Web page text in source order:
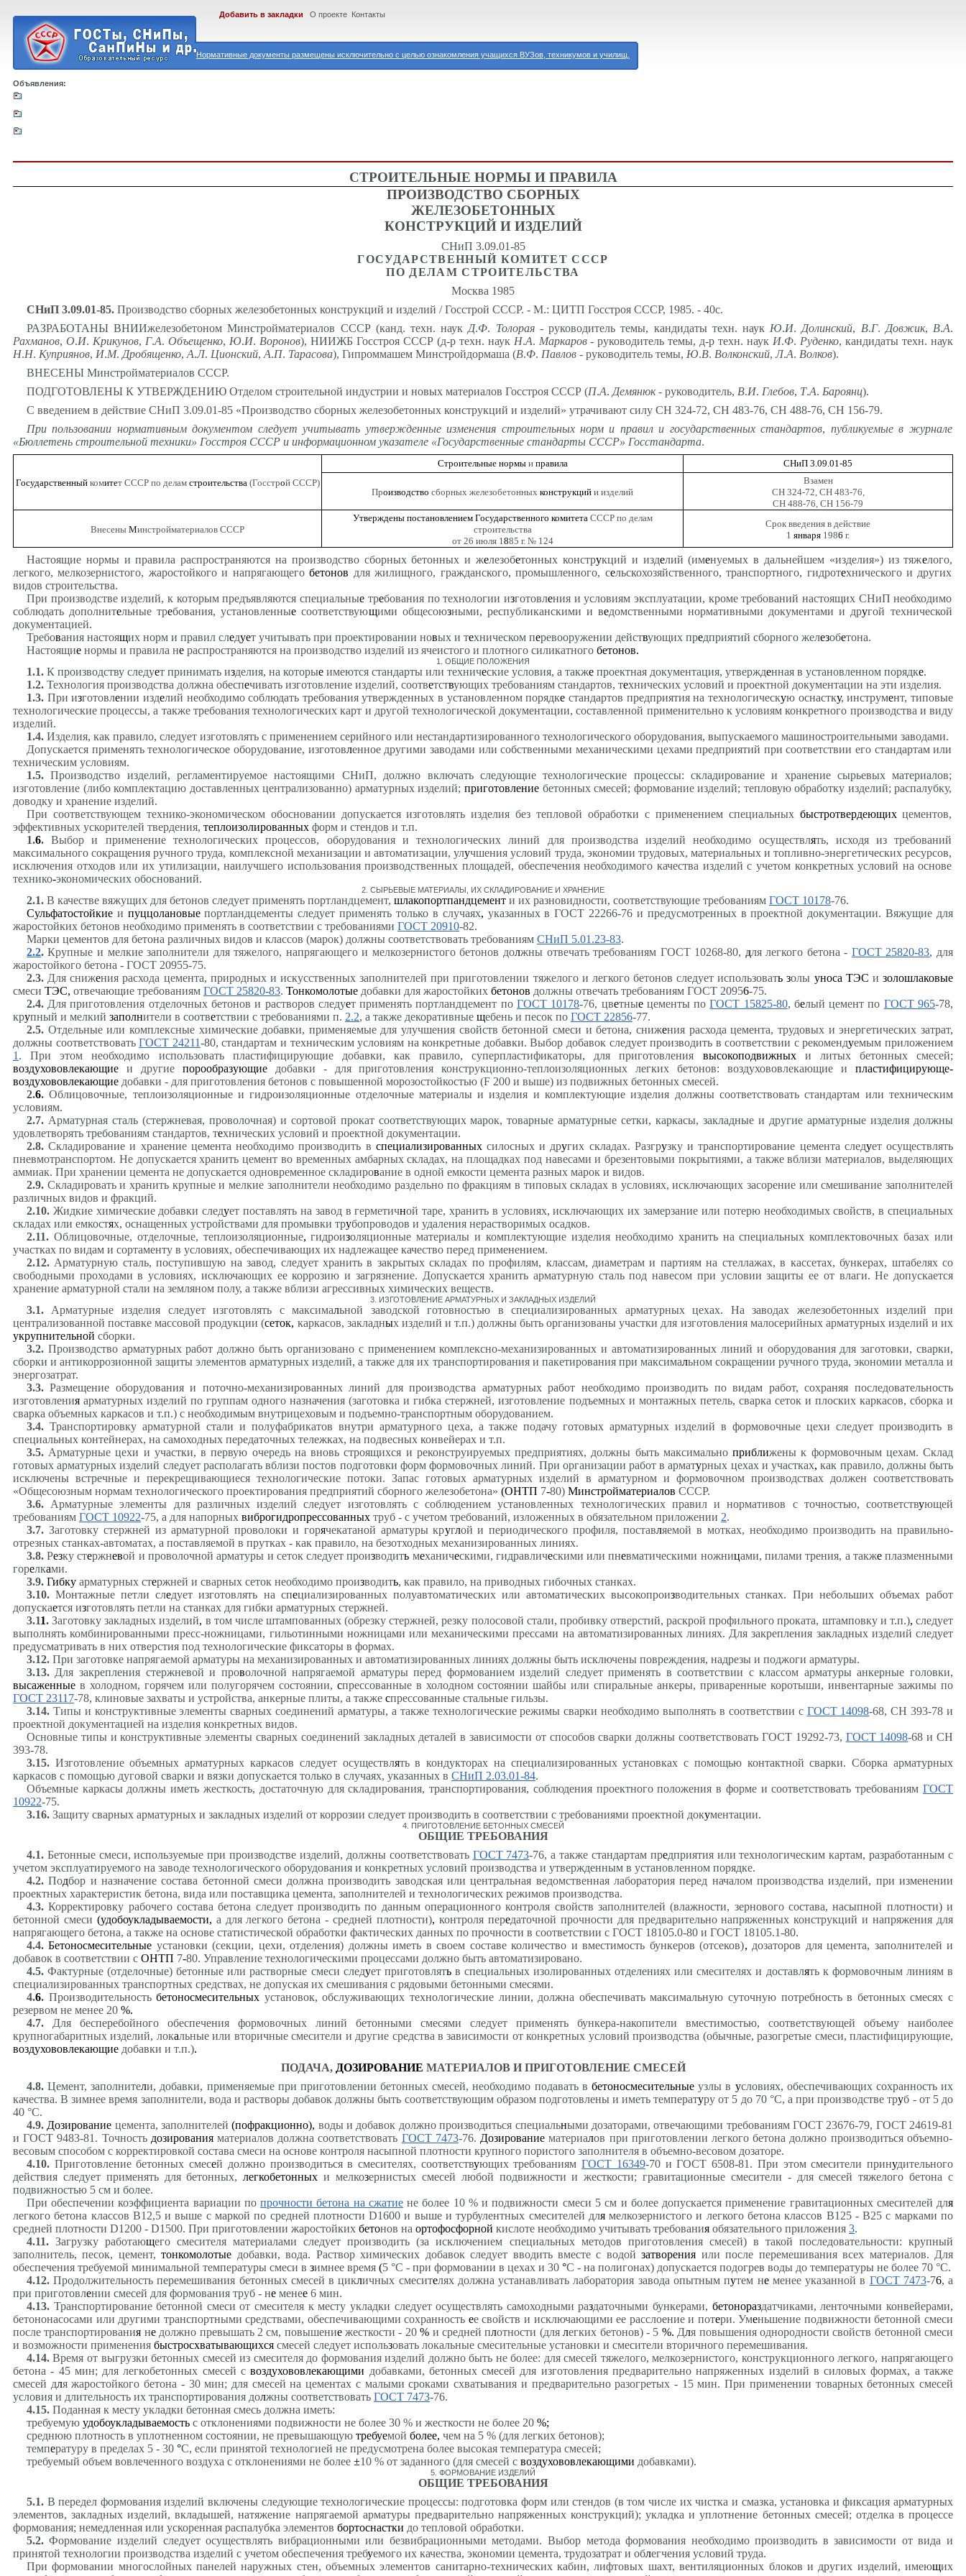
Нормативные документы размещены исключительно с целью ознакомления учащихся ВУЗов, техникумов и училищ.
Добавить в закладки О проекте Контакты
Объявления:
СТРОИТЕЛЬНЫЕ НОРМЫ И ПРАВИЛА
ПРОИЗВОДСТВО СБОРНЫХ
ЖЕЛЕЗОБЕТОННЫХ
КОНСТРУКЦИЙ И ИЗДЕЛИЙ
СНиП 3.09.01-85
ГОСУДАРСТВЕННЫЙ КОМИТЕТ СССР
ПО ДЕЛАМ СТРОИТЕЛЬСТВА
Москва 1985
СНиП 3.09.01-85. Производство сборных железобетонных конструкций и изделий / Госстрой СССР. - М.: ЦИТП Госстроя СССР, 1985. - 40с.
РАЗРАБОТАНЫ ВНИИжелезобетоном Минстройматериалов СССР (канд. техн. наук Д.Ф. Толорая- руководитель темы, кандидаты техн. наук Ю.И. Долинский, В.Г. Довжик, В.А.
Рахманов, О.И. Крикунов, Г.А. Объещенко, Ю.И. Воронов), НИИЖБ Госстроя СССР (д-р техн. наук Н.А. Маркаров- руководитель темы, д-р техн. наук И.Ф. Руденко, кандидаты техн. наук
Н.Н. Куприянов, И.М. Дробященко, А.Л. Ционский, А.П. Тарасова), Гипроммашем Минстройдормаша (В.Ф. Павлов - руководитель темы, Ю.В. Волконский,Л.А. Волков).
ВНЕСЕНЫ Минстройматериалов СССР.
ПОДГОТОВЛЕНЫ К УТВЕРЖДЕНИЮ Отделом строительной индустрии и новых материалов Госстроя СССР (П.А. Демянюк- руководитель, В.И. Глебов, Т.А. Бароянц).
С введением в действие СНиП 3.09.01-85 «Производство сборных железобетонных конструкций и изделий» утрачивают силу СН 324-72, СН 483-76, СН 488-76, СН 156-79.
При пользовании нормативным документом следует учитывать утвержденные изменения строительных норм и правил и государственных стандартов, публикуемые в журнале
«Бюллетень строительной техники» Госстроя СССР и информационном указателе «Государственные стандарты СССР» Госстандарта.
Государственный комитет СССР по делам строительства (Госстрой СССР)
Строительные нормыи правила СНиП 3.09.01-85
Производство сборных железобетонных конструкций и изделий
Взамен
СН 324-72, СН 483-76,
СН 488-76, СН 156-79
Внесены Минстройматериалов СССР
Утверждены постановлением Государственного комитета СССР по делам
строительства
от 26 июля 1 885 г. № 124
Срок введения в действие
1 января 1986 г.
Настоящие нормы и правила распространяются на производство сборных бетонных и железобетонных конструкций и изделий (именуемых в дальнейшем «изделия») из тяжелого,
легкого, мелкозернистого, жаростойкого и напрягающегобетонов для жилищного, гражданского, промышленного, сельскохозяйственного, транспортного, гидротехнического и других
видов строительства.
При производстве изделий, к которым предъявляются специальные требования по технологии изготовления и условиям эксплуатации, кроме требований настоящих СНиП необходимо
соблюдать дополнительные требования, установленные соответствующими общесоюзными, республиканскими и ведомственными нормативными документами и другой технической
документацией.
Требования настоящих норм и правил следует учитывать при проектировании новых и техническом перевооружении действующих предприятий сборного железобетона.
Настоящиенормы и правила нераспространяются на производство изделий из ячеистого и плотного силикатного бетонов.
1 . ОБЩИЕ ПОЛОЖЕНИЯ
1.1.К производству следует принимать изделия, на которыеимеются стандарты или технические условия, а такжепроектная документация, утвержденная в установленном порядке.
1.2.Технология производства должна обеспечивать изготовление изделий, соответствующих требованиям стандартов, технических условий и проектной документации на эти изделия.
1.3.При изготовлении изделий необходимо соблюдать требования утвержденных в установленном порядке стандартов предприятия на технологическую оснастку, инструмент, типовые
технологические процессы, а также требования технологических карт и другой технологической документации, составленной применительно к условиям конкретного производства и виду
изделий.
1.4.Изделия, как правило, следует изготовлять с применением серийного или нестандартизированного технологического оборудования, выпускаемого машиностроительными заводами.
Допускается применять технологическое оборудование, изготовленное другими заводами или собственными механическими цехами предприятий при соответствии его стандартам или
техническим условиям.
1.5.Производство изделий, регламентируемое настоящими СНиП, должно включать следующие технологические процессы: складирование и хранение сырьевых материалов;
изготовление (либо комплектацию доставленных централизованно) арматурных изделий; приготовлениебетонных смесей; формование изделий; тепловую обработку изделий; распалубку,
доводку и хранение изделий.
При соответствующем технико-экономическом обосновании допускается изготовлять изделия без тепловой обработки с применением специальных быстротвердеющихцементов,
эффективных ускорителей твердения, теплоизолированных форм и стендов и т.п.
1.6.Выбор и применение технологических процессов, оборудования и технологических линий для производства изделий необходимо осуществлять, исходя из требований
максимального сокращения ручного труда, комплексной механизации и автоматизации, улучшения условий труда, экономии трудовых, материальных и топливно-энергетических ресурсов,
исключения отходов или их утилизации, наилучшего использования производственных площадей, обеспечения необходимого качества изделий с учетом конкретных условий на основе
технико-экономических обоснований.
2 . СЫРЬЕВЫЕ МАТЕРИАЛЫ, ИХ СКЛАДИРОВАНИЕ И ХРАНЕНИЕ
2.1.В качестве вяжущих для бетонов следует применять портландцемент, шлакопортпандцементи их разновидности, соответствующие требованиям ГОСТ 10178-76.
Сульфатостойкиеи пуццолановыепортландцементы следует применять только в случаях, указанных в ГОСТ 22266-76 и предусмотренных в проектной документации. Вяжущие для
жаростойких бетонов необходимо применять в соответствии с требованиями ГОСТ 20910-82.
Марки цементов для бетона различных видов и классов (марок) должны соответствовать требованиям СНиП 5.01.23-83.
2.2.Крупные и мелкие заполнители для тяжелого, напрягающего и мелкозернистого бетонов должны отвечать требованиям ГОСТ 10268-80, для легкого бетона - ГОСТ 25820-83, для
жаростойкого бетона - ГОСТ 20955-75.
2.3.Для снижения расхода цемента, природных и искусственных заполнителей при приготовлении тяжелого и легкого бетонов следует использовать золы уноса ТЭС изолошлаковые
смеси ТЭС, отвечающие требованиям ГОСТ 25820-83. Тонкомолотые добавки для жаростойких бетонов должны отвечать требованиям ГОСТ 20956-75.
2.4.Для приготовления отделочных бетонов и растворов следует применять портландцемент по ГОСТ 10178-76, цветныецементы поГОСТ 15825-80, белый цемент по ГОСТ 965-78,
крупный и мелкий заполнители в соответствии с требованиями п. 2.2, а также декоративные щебень и песок по ГОСТ 22856-77.
2.5.Отдельные или комплексные химические добавки, применяемые для улучшения свойств бетонной смеси и бетона, снижения расхода цемента, трудовых и энергетических затрат,
должны соответствоватьГОСТ 24211-80, стандартам и техническим условиям на конкретные добавки. Выбор добавок следует производить в соответствии с рекомендуемым приложением
1 . При этом необходимо использовать пластифицирующие добавки, как правило, суперпластификаторы, для приготовления высокоподвижныхи литых бетонных смесей;
воздухововлекающие и другие порообразующиедобавки - для приготовления конструкционно-теплоизоляционных легких бетонов: воздухововлекающие ипластифицирующе-
воздухововлекающие добавки - для приготовления бетонов с повышенной морозостойкостью (F 200 и выше) из подвижных бетонных смесей.
2.6.Облицовочные, теплоизоляционные и гидроизоляционные отделочные материалы и изделия и комплектующие изделия должны соответствовать стандартам или техническим
условиям.
2.7.Арматурная сталь (стержневая, проволочная) и сортовой прокат соответствующих марок, товарные арматурные сетки, каркасы, закладные и другие арматурные изделия должны
удовлетворять требованиям стандартов, технических условий и проектной документации.
2.8.Складирование и хранение цемента необходимо производить в специализированныхсилосных и других складах. Разгрузку и транспортирование цемента следует осуществлять
пневмотранспортом. Не допускается хранить цемент во временных амбарных складах, на площадках под навесами и брезентовыми покрытиями, а также вблизи материалов, выделяющих
аммиак. При хранении цемента не допускается одновременное складирование в одной емкости цемента разных марок и видов.
2.9.Складировать и хранить крупные и мелкие заполнители необходимо раздельно по фракциям в типовых складах в условиях, исключающих засорение или смешивание заполнителей
различных видов и фракций.
2.10.Жидкие химические добавки следует поставлять на завод в герметичной таре, хранить в условиях, исключающих их замерзание или потерю необходимых свойств, в специальных
складах или емкостях, оснащенных устройствами для промывки трубопроводов и удаления нерастворимых осадков.
2.11.Облицовочные, отделочные, теплоизоляционные, гидроизоляционные материалы и комплектующие изделия необходимо хранить на специальных комплектовочных базах или
участках по видам и сортаменту в условиях, обеспечивающих их надлежащее качество перед применением.
2.12.Арматурную сталь, поступившую на завод, следует хранить в закрытых складах по профилям, классам, диаметрам и партиям на стеллажах, в кассетах, бункерах, штабелях со
свободными проходами в условиях, исключающих ее коррозию и загрязнение. Допускается хранить арматурную сталь под навесом при условии защиты ее от влаги. Не допускается
хранение арматурной стали на земляном полу, а также вблизи агрессивных химических веществ.
3 . ИЗГОТОВЛЕНИЕ АРМАТУРНЫХ И ЗАКЛАДНЫХ ИЗДЕЛИЙ
3.1.Арматурные изделия следует изготовлять с максимальной заводской готовностью в специализированных арматурных цехах. На заводах железобетонных изделий при
централизованной поставке массовой продукции (сеток, каркасов, закладных изделий и т.п.) должны быть организованы участки для изготовления малосерийных арматурных изделий и их
укрупнительной сборки.
3.2.Производство арматурных работ должно быть организовано с применением комплексно-механизированных и автоматизированных линий и оборудования для заготовки, сварки,
сборки и антикоррозионной защиты элементов арматурных изделий, а также для их транспортирования и пакетирования при максимальном сокращении ручного труда, экономии металла и
энергозатрат.
3.3.Размещение оборудования и поточно-механизированных линий для производства арматурных работ необходимо производить по видам работ, сохраняя последовательность
изготовления арматурных изделий по группам одного назначения (заготовка и гибка стержней, изготовление подъемных и монтажных петель, сварка сеток и плоских каркасов, сборка и
сварка объемных каркасов и т.п.) с необходимым внутрицеховым и подъемно-транспортным оборудованием.
3.4.Транспортировку арматурной стали и полуфабрикатов внутри арматурного цеха, а также подачу готовых арматурных изделий в формовочные цехи следует производить в
специальных контейнерах, на самоходных передаточных тележках, на подвесных конвейерах и т.п.
3.5.Арматурные цехи и участки, в первую очередь на вновь строящихся и реконструируемых предприятиях, должны быть максимальноприближены к формовочным цехам. Склад
готовых арматурных изделий следует располагать вблизи постов подготовки форм формовочных линий. При организации работ в арматурных цехах и участках, как правило, должны быть
исключены встречные и перекрещивающиеся технологические потоки. Запас готовых арматурных изделий в арматурном и формовочном производствах должен соответствовать
«Общесоюзным нормам технологического проектирования предприятий сборного железобетона» (ОНТП 7-80) Минстройматериалов СССР.
3.6.Арматурные элементы для различных изделий следует изготовлять с соблюдением установленных технологических правил и нормативов с точностью, соответствующей
требованиям ГОСТ 10922-75, а для напорных виброгидропрессованных труб - с учетом требований, изложенных в обязательном приложении 2.
3.7.Заготовку стержней из арматурной проволоки и горячекатаной арматуры круглой и периодического профиля, поставляемой в мотках, необходимо производить на правильно-
отрезных станках-автоматах, а поставляемой в прутках - как правило, на безотходных механизированных линиях.
3.8.Резку стержневой и проволочной арматуры и сеток следует производить механическими, гидравлическими или пневматическими ножницами, пилами трения, а такжеплазменными
горелками.
3.9. Гибкуарматурных стержней и сварных сеток необходимо производить, как правило, на приводных гибочных станках.
3.10.Монтажные петли следует изготовлять на специализированных полуавтоматических или автоматических высокопроизводительных станках. При небольших объемах работ
допускается изготовлять петли на станках для гибки арматурных стержней.
3.11.Заготовку закладных изделий, в том числе штампованных (обрезку стержней, резку полосовой стали, пробивку отверстий, раскрой профильного проката, штамповку и т.п.), следует
выполнять комбинированными пресс-ножницами, гильотинными ножницами или механическими прессами на автоматизированных линиях. Для закрепления закладных изделий следует
предусматривать в них отверстия под технологические фиксаторы в формах.
3.12.При заготовке напрягаемой арматуры на механизированных и автоматизированных линиях должны быть исключены повреждения, надрезы и поджоги арматуры.
3.13.Для закрепления стержневой и проволочной напрягаемой арматуры перед формованием изделий следует применять в соответствии с классом арматуры анкерные головки,
высаженные в холодном, горячем или полугорячем состоянии, спрессованные в холодном состоянии шайбы или спиральные анкеры, приваренные коротыши, инвентарные зажимы по
ГОСТ 23117-78, клиновые захваты и устройства, анкерные плиты, а также спрессованные стальные гильзы.
3.14.Типы и конструктивные элементы сварных соединений арматуры, а также технологические режимы сварки необходимо выполнять в соответствии с ГОСТ 14098-68, СН 393-78 и
проектной документацией на изделия конкретных видов.
Основные типы и конструктивные элементы сварных соединений закладных деталей в зависимости от способов сварки должны соответствовать ГОСТ 19292-73, ГОСТ 14098-68 и СН
393-78.
3.15.Изготовление объемных арматурных каркасов следует осуществлять в кондукторах на специализированных установках с помощью контактной сварки. Сборка арматурных
каркасов с помощью дуговой сварки и вязки допускается только в случаях, указанных в СНиП 2.03.01-84.
Объемные каркасы должны иметь жесткость, достаточную для складирования, транспортирования, соблюдения проектного положения в форме и соответствовать требованиям ГОСТ
10922-75.
3.16.Защиту сварных арматурных и закладных изделий от коррозии следует производить в соответствии с требованиями проектной документации.
4. ПРИГОТОВЛЕНИЕ БЕТОННЫХ СМЕСЕЙ
ОБЩИЕ ТРЕБОВАНИЯ
4.1.Бетонные смеси, используемые при производстве изделий, должны соответствовать ГОСТ 7473-76, а также стандартам предприятия или технологическим картам, разработанным с
учетом эксплуатируемого на заводе технологического оборудования и конкретных условий производства и утвержденным в установленном порядке.
4.2.Подбор и назначение состава бетонной смеси должна производить заводская или центральная ведомственная лаборатория перед началом производства изделий, при изменении
проектных характеристик бетона, вида или поставщика цемента, заполнителей и технологических режимов производства.
4.3.Корректировку рабочего состава бетона следует производить по данным операционного контроля свойств заполнителей (влажности, зернового состава, насыпной плотности) и
бетонной смеси (удобоукладываемости, а для легкого бетона - средней плотности), контроля передаточной прочности для предварительно напряженных конструкций и напряжения для
напрягающего бетона, а также на основе статистической обработки фактических данных по прочности в соответствии с ГОСТ 18105.0-80 и ГОСТ 18105.1-80.
4.4. Бетоносмесительные установки (секции, цехи, отделения) должны иметь в своем составе количество и вместимость бункеров (отсеков), дозаторов для цемента, заполнителей и
добавок в соответствии с ОНТП 7-80. Управление технологическими процессами должно быть автоматизировано.
4.5.Фактурные (отделочные) бетонные или растворные смеси следует приготовлятьв специальных изолированных отделениях или смесителях и доставлять к формовочным линиям в
специализированных транспортных средствах, не допуская их смешивания с рядовыми бетонными смесями.
4.6.Производительностьбетоносмесительных установок, обслуживающих технологические линии, должна обеспечивать максимальную суточную потребность в бетонных смесях с
резервом не менее 20 %.
4.7.Для бесперебойного обеспечения формовочных линий бетонными смесями следует применять бункера-накопители вместимостью, соответствующей объему наиболее
крупногабаритных изделий, локальные или вторичные смесители и другие средства в зависимости от конкретных условий производства (обычные, разогретые смеси, пластифицирующие,
воздухововлекающие добавки и т.п.).
ПОДАЧА, ДОЗИРОВАНИЕ МАТЕРИАЛОВ И ПРИГОТОВЛЕНИЕ СМЕСЕЙ
4.8.Цемент, заполнители, добавки, применяемые при приготовлении бетонных смесей, необходимо подавать в бетоносмесительныеузлы в условиях, обеспечивающих сохранность их
качества. В зимнее время заполнители, вода и растворы добавок должны быть соответствующим образом подготовлены и иметь температуру от 5 до 70 °С, а при производстве труб - от 5 до
40 °С.
4.9. Дозирование цемента, заполнителей(пофракционно), воды и добавок должно производиться специальными дозаторами, отвечающими требованиям ГОСТ 23676-79, ГОСТ 24619-81
и ГОСТ 9483-81. Точность дозированияматериалов должна соответствовать ГОСТ 7473-76. Дозированиематериалов при приготовлении легкого бетона должно производиться объемно-
весовым способом с корректировкой состава смеси на основе контроля насыпной плотности крупного пористого заполнителя в объемно-весовом дозаторе.
4.10.Приготовление бетонных смесей должно производиться в смесителях, соответствующих требованиямГОСТ 16349-70 и ГОСТ 6508-81. При этом смесители принудительного
действия следует применять для бетонных,легкобетонных и мелкозернистых смесей любой подвижности и жесткости; гравитационные смесители - для смесей тяжелого бетона с
подвижностью 5 см и более.
При обеспечении коэффициента вариации попрочности бетона на сжатиене более 10 % и подвижности смеси 5 см и более допускается применение гравитационных смесителей для
легкого бетона классов В12,5 и выше с маркой по средней плотностиD1600 и выше и турбулентных смесителей длямелкозернистого и легкого бетона классов В125 - В25 с марками по
средней плотности D1200 - D1500. При приготовлении жаростойких бетонов на ортофосфорной кислоте необходимо учитывать требования обязательного приложения 3.
4.11.Загрузку работающего смесителя материалами следует производить (за исключением специальных методов приготовления смесей) в такой последовательности: крупный
заполнитель, песок, цемент,тонкомолотые добавки, вода. Раствор химических добавок следует вводить вместе с водойзатворения или после перемешивания всех материалов. Для
обеспечения требуемой минимальной температуры смеси в зимнее время (5 °С - при формовании в цехах и 30 °С - на полигонах) допускается подогрев воды до температуры не более 70 °С.
4.12.Продолжительность перемешивания бетонных смесей в цикличных смесителях должна устанавливать лаборатория завода опытным путем не менее указанной в ГОСТ 7473-76, а
при приготовлении смесей для формования труб - не менее 6 мин.
4.13.Транспортирование бетонной смеси от смесителя к месту укладки следует осуществлять самоходными раздаточными бункерами, бетонораздатчиками, ленточными конвейерами,
бетононасосами или другими транспортными средствами, обеспечивающими сохранность ее свойств и исключающими ее расслоение и потери. Уменьшение подвижности бетонной смеси
после транспортирования недолжно превышать 2 см, повышениежесткости - 20% и средней плотности (длялегких бетонов) - 5 %. Для повышения однородности свойств бетонной смеси
и возможности применения быстросхватывающихся смесей следует использовать локальные смесительные установки и смесители вторичного перемешивания.
4.14.Время от выгрузки бетонных смесей из смесителя до формования изделий должно быть не более: для смесей тяжелого, мелкозернистого, конструкционного легкого, напрягающего
бетона - 45 мин; для легкобетонных смесей своздухововлекающими добавками, бетонных смесей для изготовления предварительно напряженных изделий в силовых формах, а также
смесей для жаростойкого бетона - 30 мин; для смесей на цементах с малыми сроками схватывания и предварительно разогретых - 15 мин. При применении товарных бетонных смесей
условия и длительность их транспортирования должны соответствовать ГОСТ 7473-76.
4.15.Поданная к месту укладки бетонная смесь должна иметь:
требуемую удобоукладываемостьс отклонениями подвижности не более 30 % и жесткости не более 20 %;
среднюю плотность в уплотненном состоянии, не превышающую требуемой более, чем на 5 % (для легких бетонов);
температуру в пределах 5 - 30 °С, если принятой технологией не предусмотрена более высокая температура смесей;
требуемый объем вовлеченного воздуха с отклонениями не более ±10 % от заданного (для смесей с воздухововлекающими добавками).
5 . ФОРМОВАНИЕ ИЗДЕЛИЙ
ОБЩИЕ ТРЕБОВАНИЯ
5.1.В передел формования изделий включены следующие технологические процессы: подготовка форм или стендов (в том числе их чистка и смазка, установка и фиксация арматурных
элементов, закладных изделий, вкладышей, натяжение напрягаемой арматуры предварительно напряженных конструкций); укладка и уплотнение бетонных смесей; отделка в процессе
формования; немедленная или ускоренная распалубка элементов бортоснастки до тепловой обработки.
5.2.Формование изделий следует осуществлять вибрационными или безвибрационными методами. Выбор метода формования необходимо производить в зависимости от вида и
принятой технологии производства изделий с учетом обеспечения требуемого их качества, экономии цемента, трудозатрат и облегчения условий труда.
При формовании многослойных панелей наружных стен, объемных элементов санитарно-технических кабин, лифтовых шахт, вентиляционных блоков и других изделий, имеющих